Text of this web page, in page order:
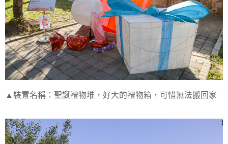
▲裝置名稱：聖誕禮物堆，好大的禮物箱，可惜無法搬回家